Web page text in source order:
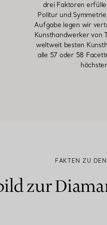
drei Faktoren
Politur und
Aufgabe legen wir
Kunsthandwerker von
weltweit besten
alle 57 oder 58
FAKTEN ZU
zur